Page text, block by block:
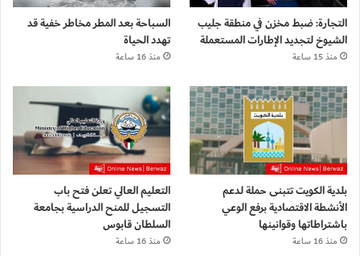
التجارة: ضبط مخزن في منطقة جليب
الشيوخ لتجديد الإطارات المستعملة
منذ 15 ساعة
السباحة بعد المطر مخاطر خفية قد
تهدد الحياة
منذ 16 ساعة
بلدية الكويت تتبنى حملة لدعم
الأنشطة الاقتصادية برفع الوعي
باشتراطاتها وقوانينها
منذ 16 ساعة
التعليم العالي تعلن فتح باب
التسجيل للمنح الدراسية بجامعة
السلطان قابوس
منذ 16 ساعة